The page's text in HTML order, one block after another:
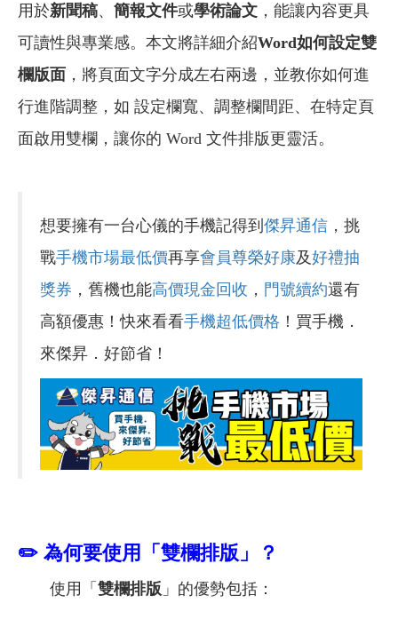
用於新聞稿、 簡報文件或學術論文 ，能讓內容更具
可讀性與專業感。本文將詳細介紹Word如何設定雙
欄版面 ，將頁面文字分成左右兩邊，並教你如何進
行進階調整，如 設定欄寬、調整欄間距、在特定頁
面啟用雙欄，讓你的 Word 文件排版更靈活。
想要擁有一台心儀的手機記得到 傑昇通信 ，挑
戰手機市場最低價再享會員尊榮好康及好禮抽
獎券 ，舊機也能高價現金回收 ， 門號續約還有
高額優惠！快來看看手機超低價格 ！買手機．
來傑昇．好節省！
✏️ 為何要使用「雙欄排版」？
使用「 雙欄排版 」的優勢包括：